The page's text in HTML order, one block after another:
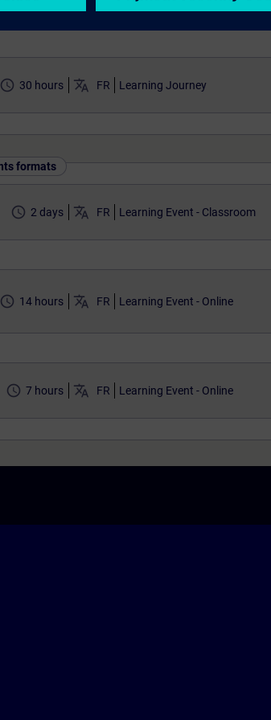
access_time 30 hours translate FR Learning Journey
formats
access_time 2 days translate FR Learning Event - Classroom
access_time 14 hours translate FR Learning Event - Online
access_time 7 hours translate FR Learning Event - Online